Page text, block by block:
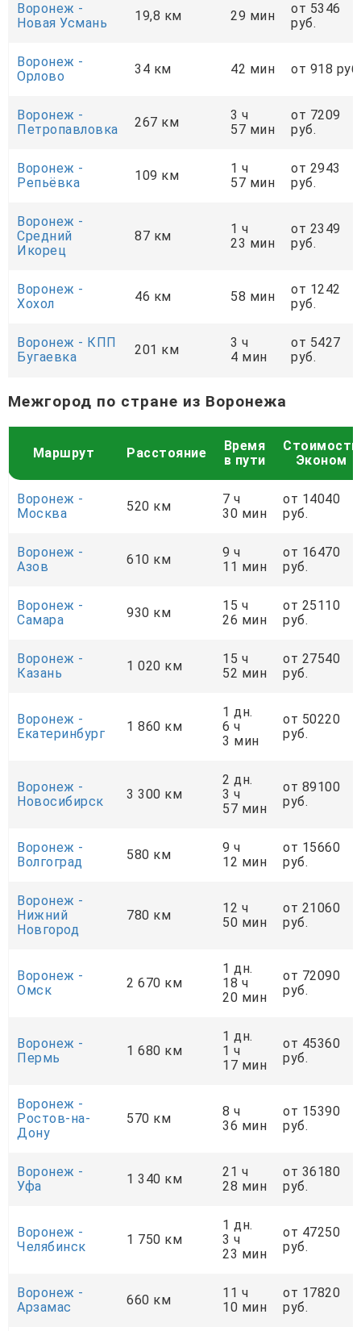
Воронеж -
Новая Усмань
19,8 км 29 мин
от 5346
руб.
Воронеж -
Орлово
34 км 42 мин от 918 руб.
Воронеж -
Петропавловка
267 км
3 ч
57 мин
от 7209
руб.
Воронеж -
Репьёвка
109 км
1 ч
57 мин
от 2943
руб.
Воронеж -
Средний
Икорец
87 км
1 ч
23 мин
от 2349
руб.
Воронеж -
Хохол
46 км 58 мин
от 1242
руб.
Воронеж - КПП
Бугаевка
201 км
3 ч
4 мин
от 5427
руб.
Межгород по стране из Воронежа
Маршрут Расстояние
Время
в пути
Стоимость
Эконом
Воронеж -
Москва
520 км
7 ч
30 мин
от 14040
руб.
Воронеж -
Азов
610 км
9 ч
11 мин
от 16470
руб.
Воронеж -
Самара
930 км
15 ч
26 мин
от 25110
руб.
Воронеж -
Казань
1 020 км
15 ч
52 мин
от 27540
руб.
Воронеж -
Екатеринбург
1 860 км
1 дн.
6 ч
3 мин
от 50220
руб.
Воронеж -
Новосибирск
3 300 км
2 дн.
3 ч
57 мин
от 89100
руб.
Воронеж -
Волгоград
580 км
9 ч
12 мин
от 15660
руб.
Воронеж -
Нижний
Новгород
780 км
12 ч
50 мин
от 21060
руб.
Воронеж -
Омск
2 670 км
1 дн.
18 ч
20 мин
от 72090
руб.
Воронеж -
Пермь
1 680 км
1 дн.
1 ч
17 мин
от 45360
руб.
Воронеж -
Ростов-на-
Дону
570 км
8 ч
36 мин
от 15390
руб.
Воронеж -
Уфа
1 340 км
21 ч
28 мин
от 36180
руб.
Воронеж -
Челябинск
1 750 км
1 дн.
3 ч
23 мин
от 47250
руб.
Воронеж -
Арзамас
660 км
11 ч
10 мин
от 17820
руб.